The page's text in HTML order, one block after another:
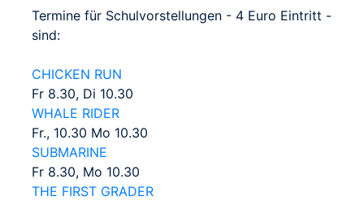
Termine für Schulvorstellungen - 4 Euro Eintritt -
sind:
CHICKEN RUN
Fr 8.30, Di 10.30
WHALE RIDER
Fr., 10.30 Mo 10.30
SUBMARINE
Fr 8.30, Mo 10.30
THE FIRST GRADER